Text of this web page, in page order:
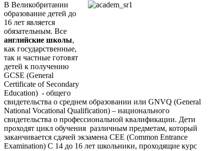
В Великобритании
образование детей до
16 лет является
обязательным. Все
английские школы,
как государственные,
так и частные готовят
детей к получению
GCSE (General
Certificate of Secondary
Education) - общего
свидетельства о среднем образовании или GNVQ (General
National Vocational Qualification) – национального
свидетельства о профессиональной квалификации. Дети
проходят цикл обучения различным предметам, который
заканчивается сдачей экзамена CEE (Common Entrance
Examination) С 14 до 16 лет школьники, проходящие курс